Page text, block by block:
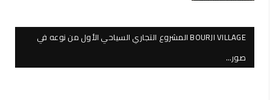
BOURJI VILLAGE المشروع التجاري السياحي الأول من نوعه في
صور…